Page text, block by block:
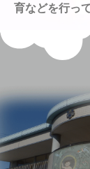
育などを行っ